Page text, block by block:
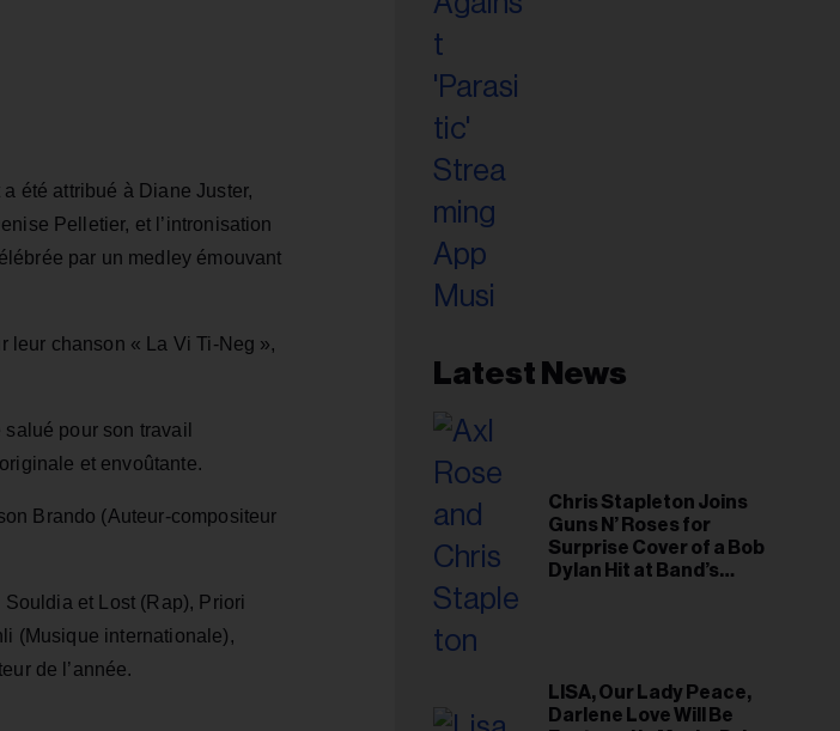
été attribué à Diane Juster,
Pelletier, et l’intronisation
par un medley émouvant
leur chanson « La Vi Ti-Neg »,
pour son travail
et envoûtante.
Brando (Auteur-compositeur
Souldia et Lost (Rap), Priori
(Musique internationale),
de l’année.
Latest News
Chris Stapleton Joins
Guns N’ Roses for
Surprise Cover of a Bob
Dylan Hit at Band’s
LISA, Our Lady Peace,
Darlene Love Will Be